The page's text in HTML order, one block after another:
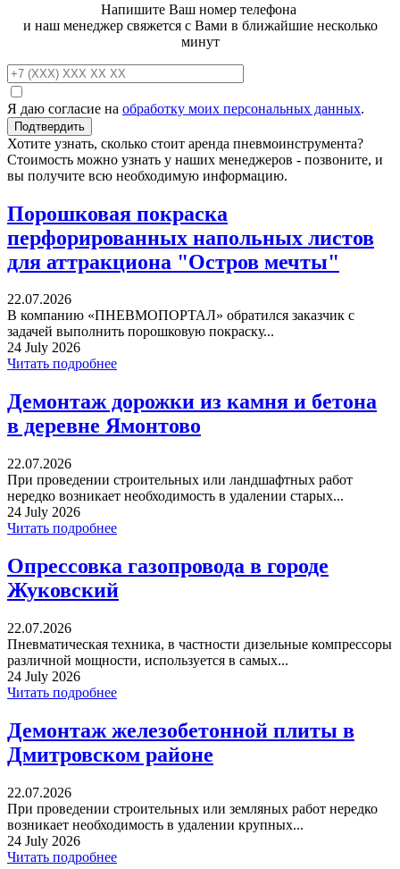
Напишите Ваш номер телефона
и наш менеджер свяжется с Вами в ближайшие несколько
минут
Я даю согласие на обработку моих персональных данных.
Хотите узнать, сколько стоит аренда пневмоинструмента?
Стоимость можно узнать у наших менеджеров - позвоните, и
вы получите всю необходимую информацию.
Порошковая покраска
перфорированных напольных листов
для аттракциона "Остров мечты"
22.07.2026
В компанию «ПНЕВМОПОРТАЛ» обратился заказчик с
задачей выполнить порошковую покраску...
24 July 2026
Читать подробнее
Демонтаж дорожки из камня и бетона
в деревне Ямонтово
22.07.2026
При проведении строительных или ландшафтных работ
нередко возникает необходимость в удалении старых...
24 July 2026
Читать подробнее
Опрессовка газопровода в городе
Жуковский
22.07.2026
Пневматическая техника, в частности дизельные компрессоры
различной мощности, используется в самых...
24 July 2026
Читать подробнее
Демонтаж железобетонной плиты в
Дмитровском районе
22.07.2026
При проведении строительных или земляных работ нередко
возникает необходимость в удалении крупных...
24 July 2026
Читать подробнее